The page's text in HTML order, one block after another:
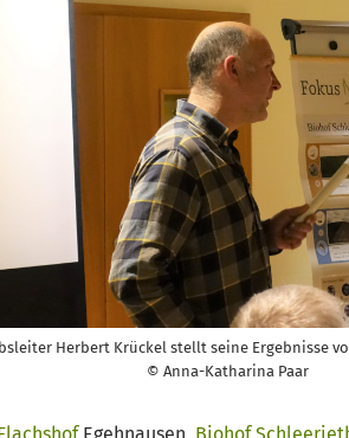
Herbert Krückel stellt seine Ergebnisse
© Anna-Katharina Paar